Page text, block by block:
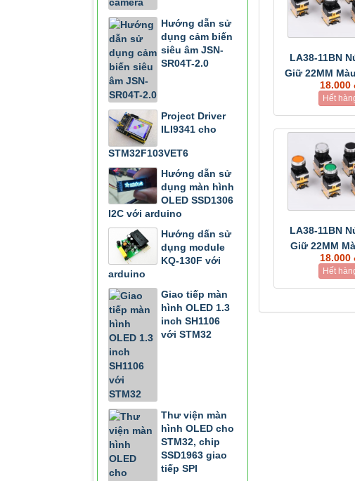
LA38-11BN
Giữ 22MM
18.000
Hết
LA38-11BN
Giữ 22MM
Lá...
18.000
Hết
Hướng dẫn sử
dụng cảm biến
siêu âm JSN-
SR04T-2.0
Project Driver
ILI9341 cho
STM32F103VET6
Hướng dẫn sử
dụng màn hình
OLED SSD1306
I2C với arduino
Hướng dấn sử
dụng module
KQ-130F với
arduino
Giao tiếp màn
hình OLED 1.3
inch SH1106
với STM32
Thư viện màn
hình OLED cho
STM32, chip
SSD1963 giao
tiếp SPI